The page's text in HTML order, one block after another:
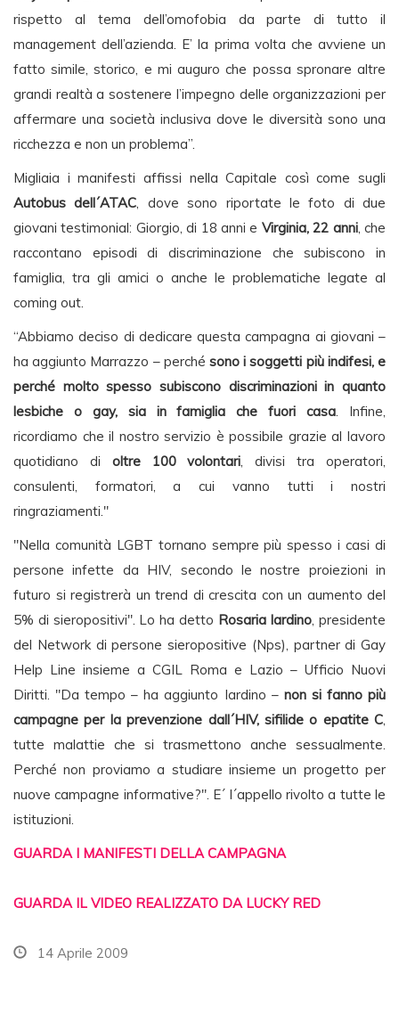
rispetto al tema dell’omofobia da parte di tutto il
management dell’azienda. E’ la prima volta che avviene un
fatto simile, storico, e mi auguro che possa spronare altre
grandi realtà a sostenere l’impegno delle organizzazioni per
affermare una società inclusiva dove le diversità sono una
ricchezza e non un problema”.
Migliaia i manifesti affissi nella Capitale così come sugli
Autobus dell´ATAC, dove sono riportate le foto di due
giovani testimonial: Giorgio, di 18 anni e Virginia, 22 anni, che
raccontano episodi di discriminazione che subiscono in
famiglia, tra gli amici o anche le problematiche legate al
coming out.
“Abbiamo deciso di dedicare questa campagna ai giovani –
ha aggiunto Marrazzo – perché sono i soggetti più indifesi, e
perché molto spesso subiscono discriminazioni in quanto
lesbiche o gay, sia in famiglia che fuori casa. Infine,
ricordiamo che il nostro servizio è possibile grazie al lavoro
quotidiano di oltre 100 volontari, divisi tra operatori,
consulenti, formatori, a cui vanno tutti i nostri
ringraziamenti."
"Nella comunità LGBT tornano sempre più spesso i casi di
persone infette da HIV, secondo le nostre proiezioni in
futuro si registrerà un trend di crescita con un aumento del
5% di sieropositivi". Lo ha detto Rosaria Iardino, presidente
del Network di persone sieropositive (Nps), partner di Gay
Help Line insieme a CGIL Roma e Lazio – Ufficio Nuovi
Diritti. "Da tempo – ha aggiunto Iardino – non si fanno più
campagne per la prevenzione dall´HIV, sifilide o epatite C,
tutte malattie che si trasmettono anche sessualmente.
Perché non proviamo a studiare insieme un progetto per
nuove campagne informative?". E´ l´appello rivolto a tutte le
istituzioni.
GUARDA I MANIFESTI DELLA CAMPAGNA
GUARDA IL VIDEO REALIZZATO DA LUCKY RED
14 Aprile 2009